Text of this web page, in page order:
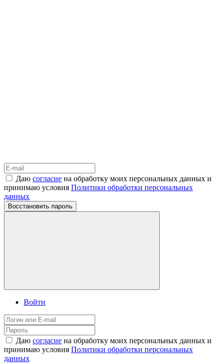
Даю согласие на обработку моих персональных данных и
принимаю условия Политики обработки персональных
данных
Восстановить пароль
Войти
Даю согласие на обработку моих персональных данных и
принимаю условия Политики обработки персональных
данных